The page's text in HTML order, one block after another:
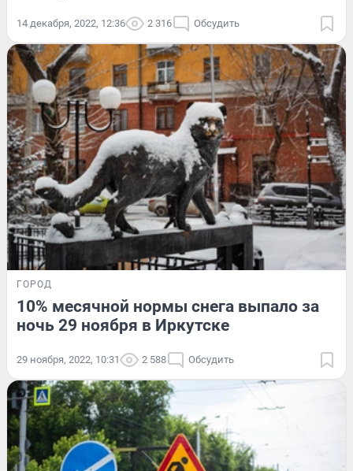
14 декабря, 2022, 12:36 2 316 Обсудить
ГОРОД
10% месячной нормы снега выпало за
ночь 29 ноября в Иркутске
29 ноября, 2022, 10:31 2 588 Обсудить